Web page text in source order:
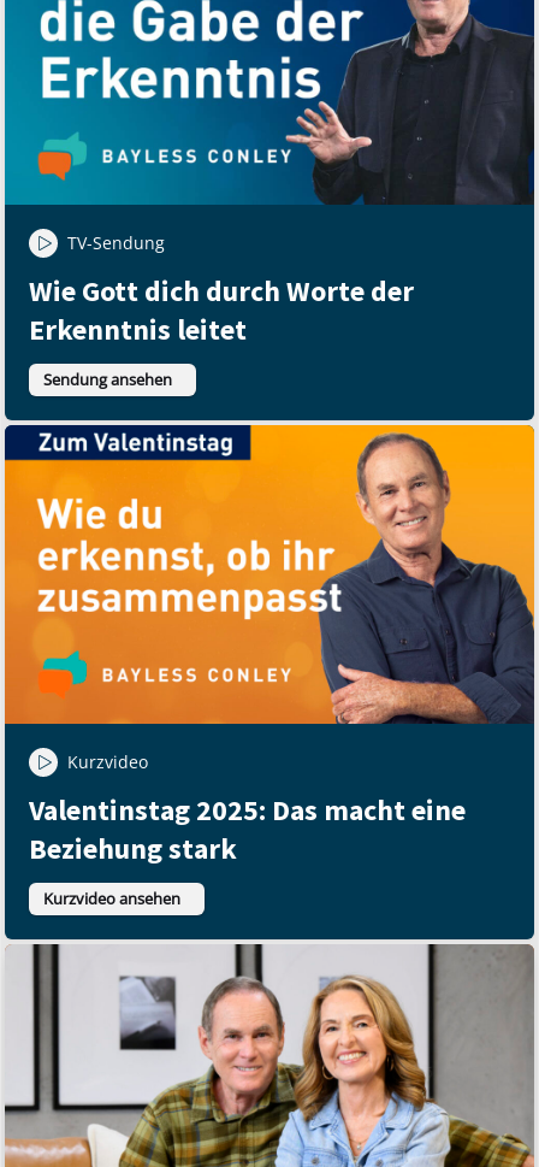
TV-Sendung
Wie Gott dich durch Worte der
Erkenntnis leitet
Sendung ansehen
Kurzvideo
Valentinstag 2025: Das macht eine
Beziehung stark
Kurzvideo ansehen